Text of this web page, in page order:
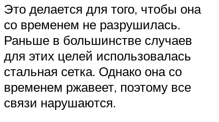
Это делается для того, чтобы она
со временем не разрушилась.
Раньше в большинстве случаев
для этих целей использовалась
стальная сетка. Однако она со
временем ржавеет, поэтому все
связи нарушаются.